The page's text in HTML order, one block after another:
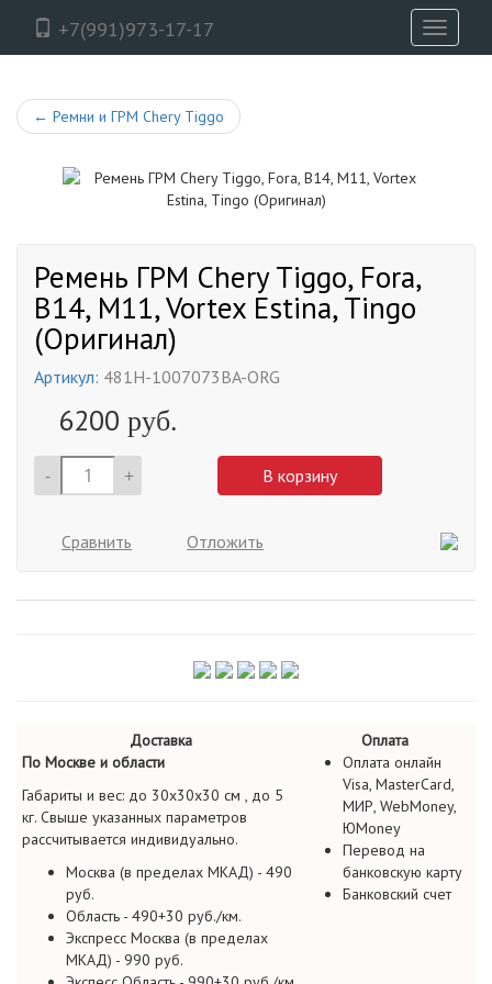
+7(991)973-17-17
Toggle
← Ремни и ГРМ Chery Tiggo
Ремень ГРМ Chery Tiggo, Fora,
B14, M11, Vortex Estina, Tingo
(Оригинал)
Артикул: 481H-1007073BA-ORG
6200 руб.
- + В корзину
Сравнить Отложить
Доставка
Оплата
По Москве и области
Габариты и вес: до 30х30х30 см , до 5
кг. Свыше указанных параметров
рассчитывается индивидуально.
Москва (в пределах МКАД) - 490
руб.
Область - 490+30 руб./км.
Экспресс Москва (в пределах
МКАД) - 990 руб.
Оплата онлайн
Visa, MasterCard,
МИР, WebMoney,
ЮMoney
Перевод на
банковскую карту
Банковский счет